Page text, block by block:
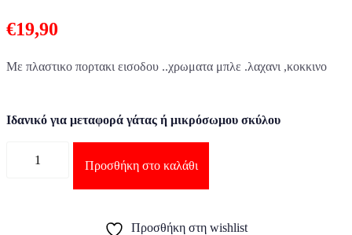
€19,90
Με πλαστικο πορτακι εισοδου ..χρωματα μπλε .λαχανι ,κοκκινο
Iδανικό για μεταφορά γάτας ή μικρόσωμου σκύλου
Ποσότητα
Προσθήκη στο καλάθι
Προσθήκη στη wishlist